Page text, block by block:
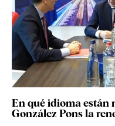
En qué idioma están
González Pons la